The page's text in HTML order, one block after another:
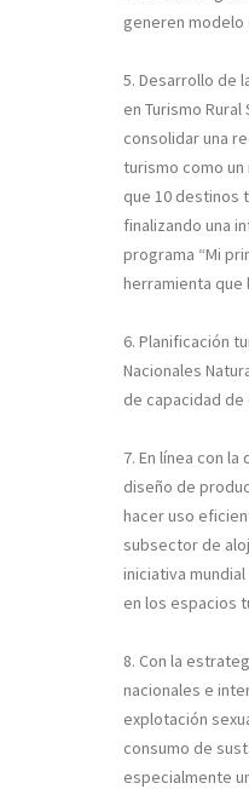
generen
5. Desarrollo de
en Turismo
consolidar una
turismo como
que 10 destinos
finalizando una
programa “Mi
herramienta que
6. Planificación
Nacionales
de capacidad
7. En línea con
diseño de
hacer uso
subsector de
iniciativa
en los espacios
8. Con la
nacionales e
explotación
consumo de
especialmente